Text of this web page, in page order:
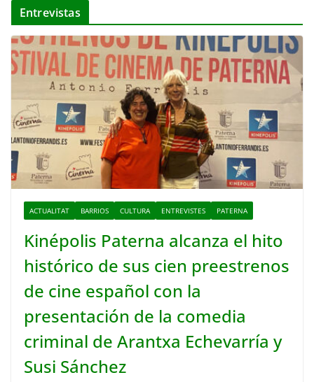
Entrevistas
ACTUALITAT BARRIOS CULTURA ENTREVISTES PATERNA
Kinépolis Paterna alcanza el hito
histórico de sus cien preestrenos
de cine español con la
presentación de la comedia
criminal de Arantxa Echevarría y
Susi Sánchez